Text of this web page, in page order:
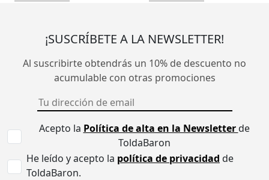
¡SUSCRÍBETE A LA NEWSLETTER!
Al suscribirte obtendrás un 10% de descuento no
acumulable con otras promociones
Acepto la Política de alta en la Newsletterde
ToldaBaron
He leído y acepto la política de privacidad de
ToldaBaron.